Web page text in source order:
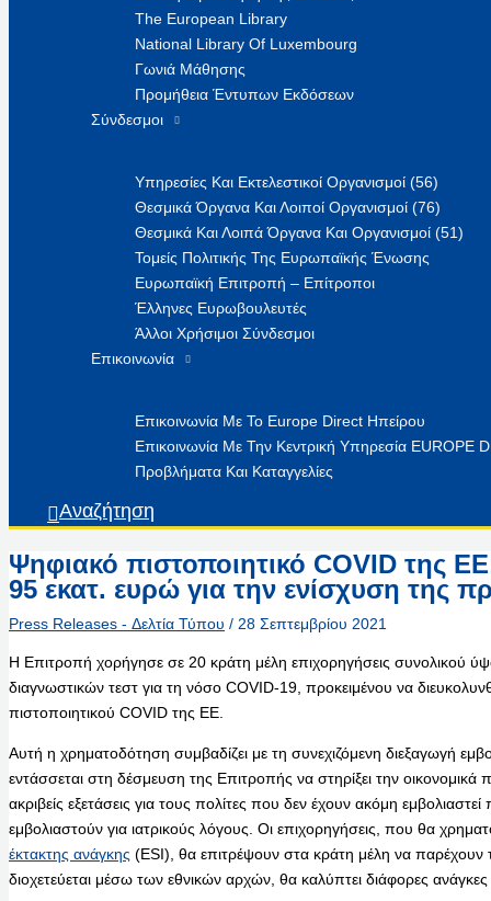
The European Library
National Library Of Luxembourg
Γωνιά Μάθησης
Προμήθεια Έντυπων Εκδόσεων
Σύνδεσμοι
Υπηρεσίες Και Εκτελεστικοί Οργανισμοί (56)
Θεσμικά Όργανα Και Λοιποί Οργανισμοί (76)
Θεσμικά Και Λοιπά Όργανα Και Οργανισμοί (51)
Τομείς Πολιτικής Της Ευρωπαϊκής Ένωσης
Ευρωπαϊκή Επιτροπή – Επίτροποι
Έλληνες Ευρωβουλευτές
Άλλοι Χρήσιμοι Σύνδεσμοι
Επικοινωνία
Επικοινωνία Με Το Europe Direct Ηπείρου
Επικοινωνία Με Την Κεντρική Υπηρεσία EUROPE
Προβλήματα Και Καταγγελίες
Αναζήτηση
Ψηφιακό πιστοποιητικό COVID της
95 εκατ. ευρώ για την ενίσχυση της
Press Releases - Δελτία Τύπου / 28 Σεπτεμβρίου 2021
Η Επιτροπή χορήγησε σε 20 κράτη μέλη επιχορηγήσεις συνολικού
διαγνωστικών τεστ για τη νόσο COVID-19, προκειμένου να
πιστοποιητικού COVID της ΕΕ.
Αυτή η χρηματοδότηση συμβαδίζει με τη συνεχιζόμενη διεξαγωγή
εντάσσεται στη δέσμευση της Επιτροπής να στηρίξει την
ακριβείς εξετάσεις για τους πολίτες που δεν έχουν ακόμη
εμβολιαστούν για ιατρικούς λόγους. Οι επιχορηγήσεις, που θα
έκτακτης ανάγκης (ESI), θα επιτρέψουν στα κράτη μέλη να παρέχουν
διοχετεύεται μέσω των εθνικών αρχών, θα καλύπτει διάφορες